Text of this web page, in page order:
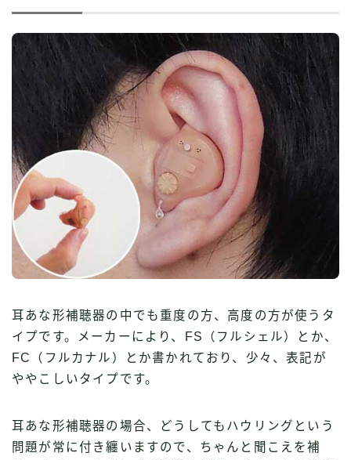
耳あな形補聴器の中でも重度の方、高度の方が使うタ
イプです。メーカーにより、FS（フルシェル）とか、
FC（フルカナル）とか書かれており、少々、表記が
ややこしいタイプです。
耳あな形補聴器の場合、どうしてもハウリングという
問題が常に付き纏いますので、ちゃんと聞こえを補